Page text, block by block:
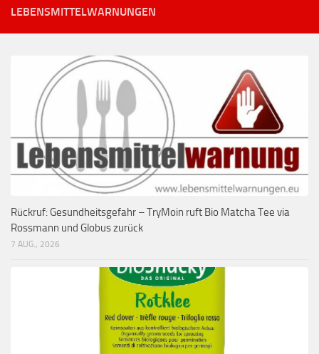
LEBENSMITTELWARNUNGEN
Rückruf: Gesundheitsgefahr – TryMoin ruft Bio Matcha Tee via
Rossmann und Globus zurück
7 AUG., 2026